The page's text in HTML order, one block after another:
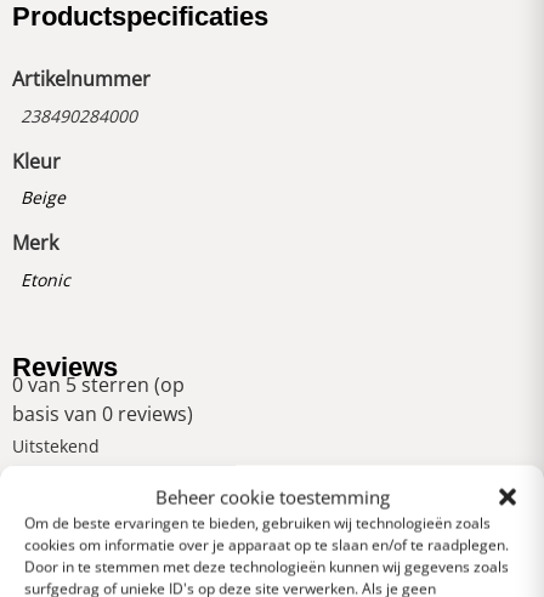
Beheer cookie toestemming
Om de beste ervaringen te bieden, gebruiken wij technologieën zoals
cookies om informatie over je apparaat op te slaan en/of te raadplegen.
Door in te stemmen met deze technologieën kunnen wij gegevens zoals
surfgedrag of unieke ID's op deze site verwerken. Als je geen
Productspecificaties
Artikelnummer
238490284000
Kleur
Beige
Merk
Etonic
Reviews
0 van 5 sterren (op
basis van 0 reviews)
Uitstekend
Heel goed